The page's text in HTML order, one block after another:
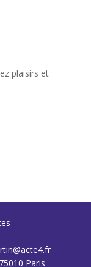
plaisirs et
Paris